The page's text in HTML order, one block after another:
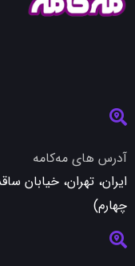
آدرس های مه‌کامه
ایران، تهران، خیابان
چهارم)